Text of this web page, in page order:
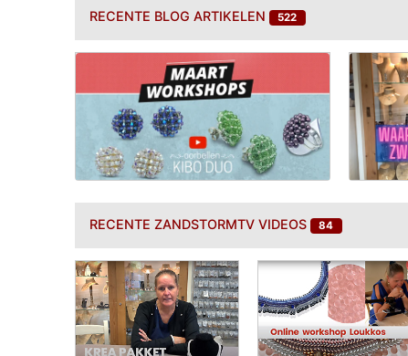
RECENTE BLOG ARTIKELEN 522
RECENTE ZANDSTORMTV VIDEOS 84